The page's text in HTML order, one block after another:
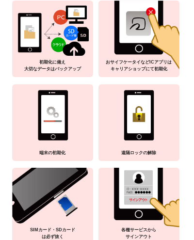
初期化に備え
大切なデータはバックアップ
おサイフケータイなどICアプリは
キャリアショップにて初期化
端末の初期化 遠隔ロックの解除
SIMカード・SDカード
は必ず抜く
各種サービスから
サインアウト